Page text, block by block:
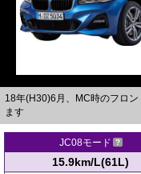
18年(H30)6月、MC時のフロ
ます
JC08モード
15.9km/L(61L)